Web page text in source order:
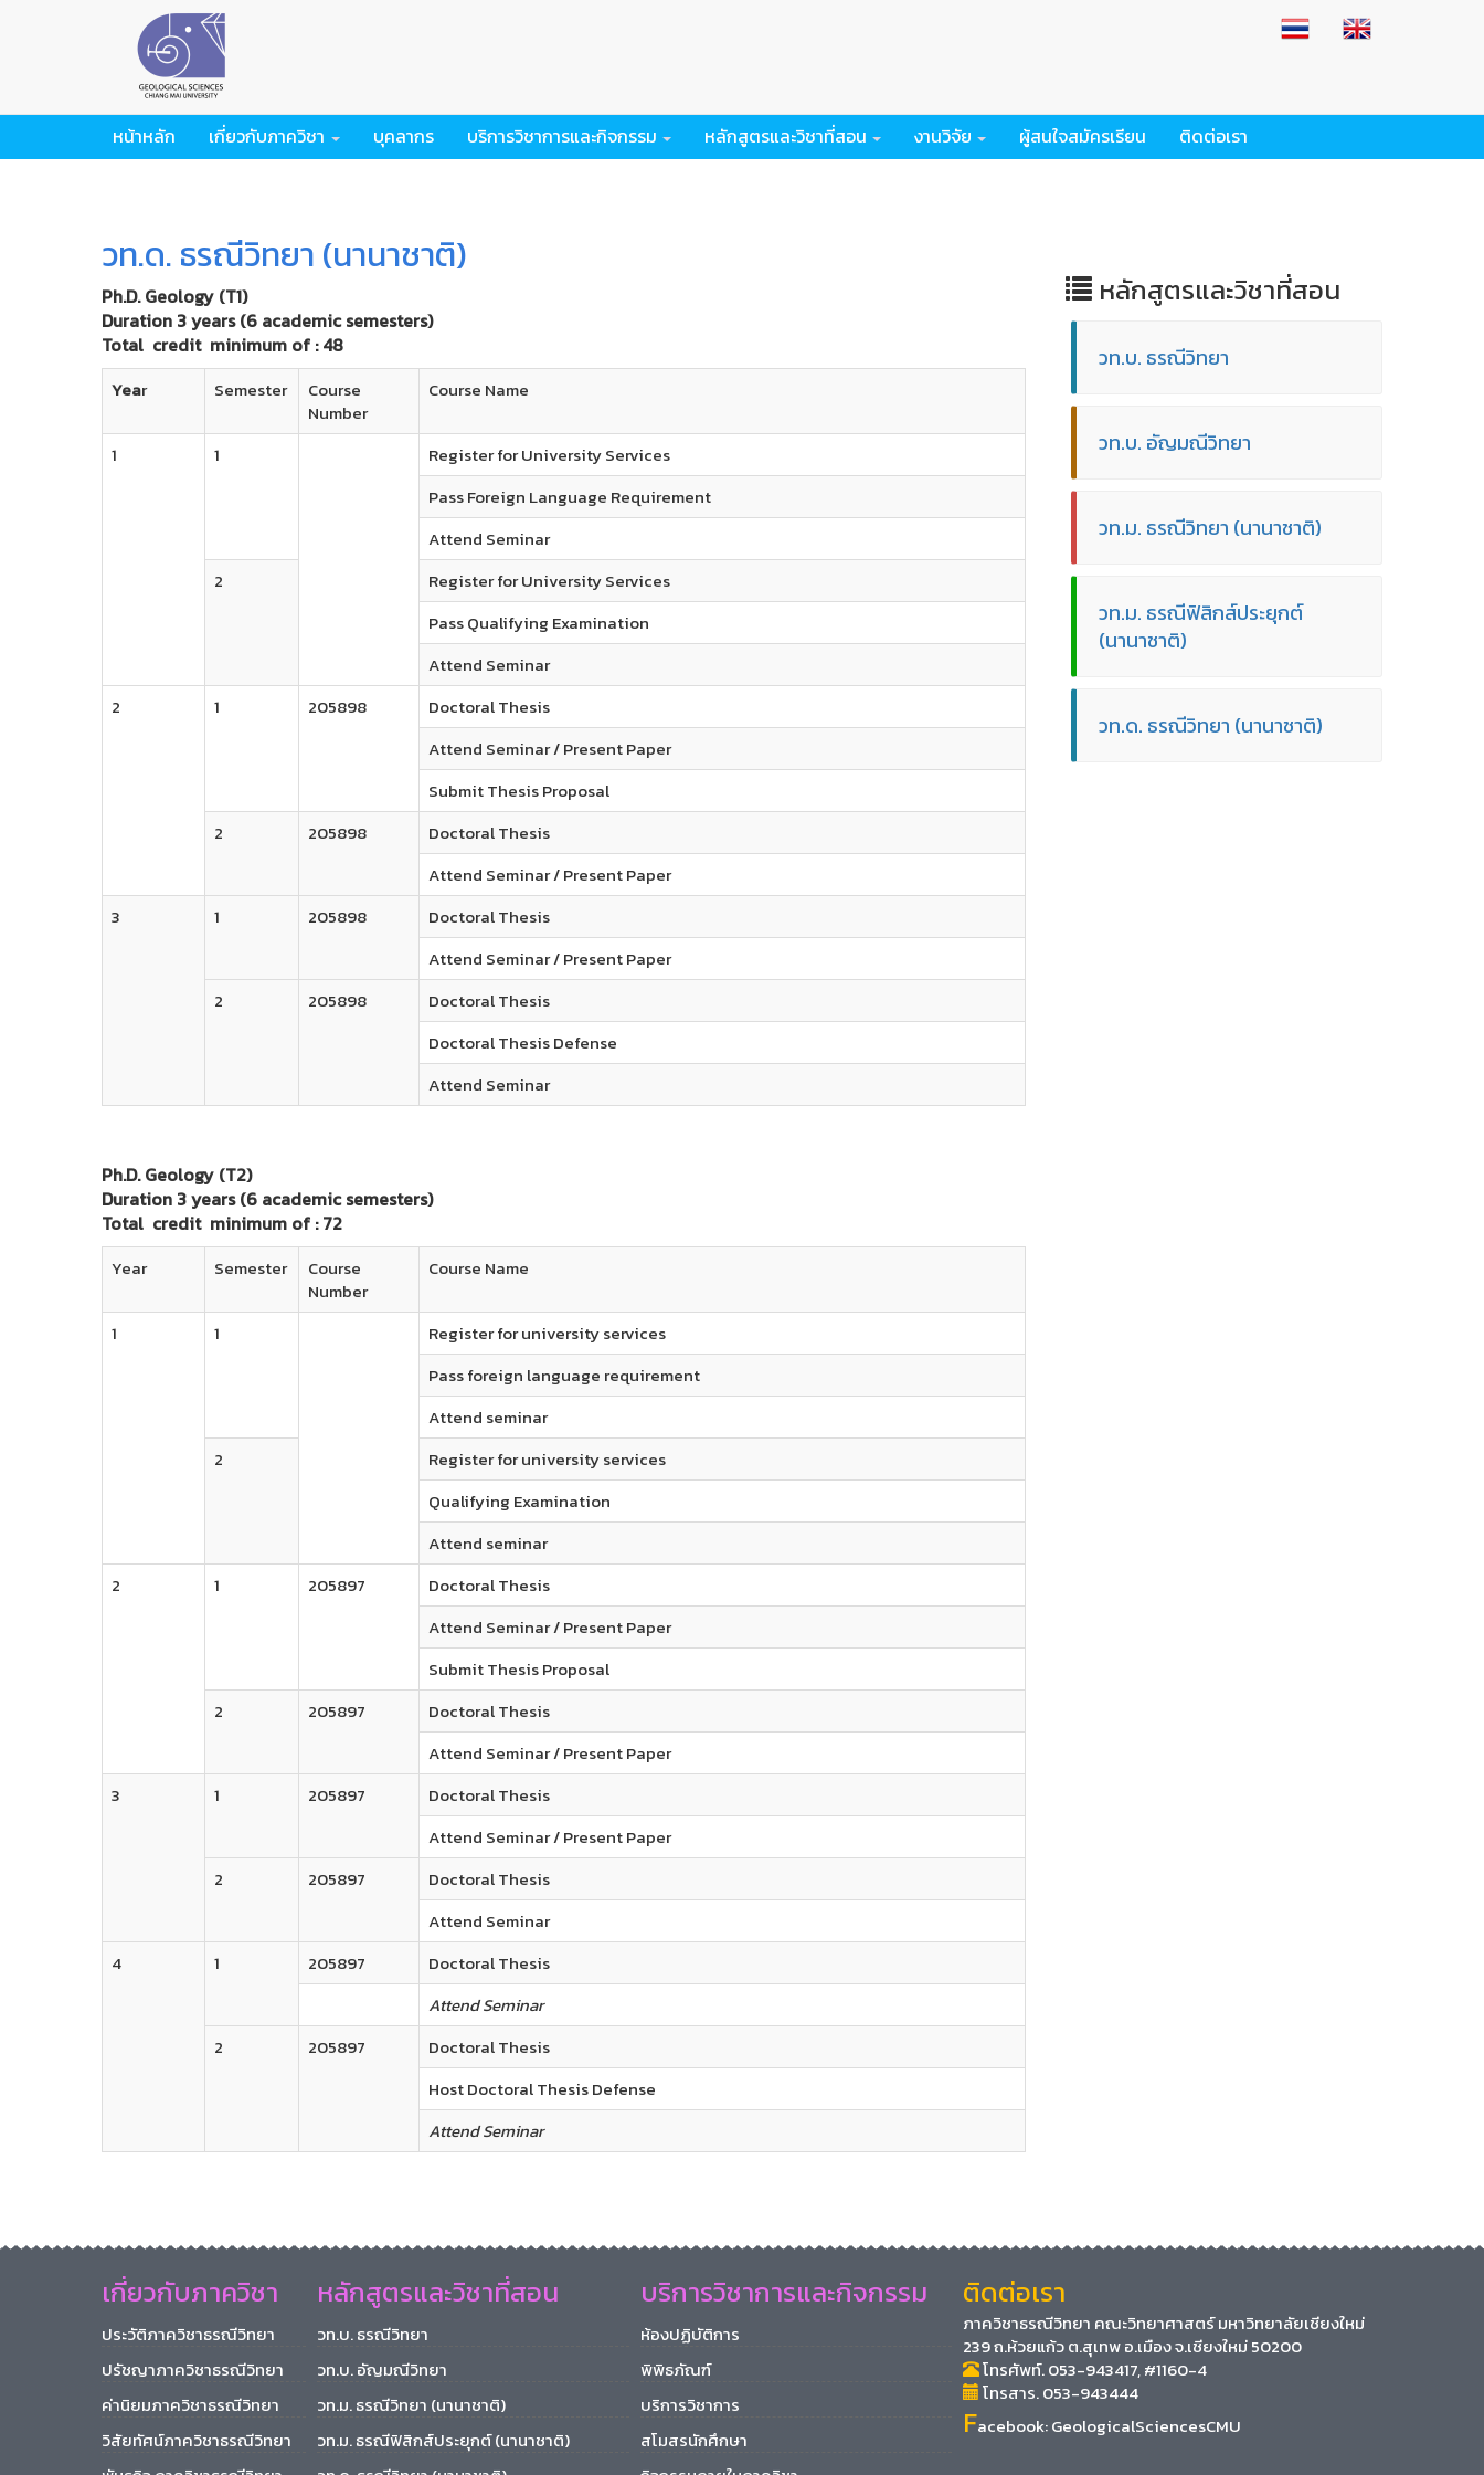
หน้าหลัก เกี่ยวกับภาควิชา บุคลากร บริการวิชาการและกิจกรรม หลักสูตรและวิชาที่สอน งานวิจัย ผู้สนใจสมัครเรียน ติดต่อเรา
วท.ด. ธรณีวิทยา (นานาชาติ)
Ph.D. Geology (T1)
Duration 3 years (6 academic semesters)
Total credit minimum of : 48
Year Semester
Course
Number
Course Name
1 1
Register for University Services​
Pass Foreign Language Requirement​
Attend Seminar
2
Register for University Services​
Pass Qualifying Examination
Attend Seminar​
2
1 205898​
Doctoral Thesis​
Attend Seminar / Present Paper​
Submit Thesis Proposal​
2
205898​
Doctoral Thesis​
Attend Seminar / Present Paper
3
1 205898
Doctoral Thesis​
Attend Seminar / Present Paper
2
205898
Doctoral Thesis​
Doctoral Thesis Defense ​
Attend Seminar​
Ph.D. Geology (T2)
Duration 3 years (6 academic semesters)
Total credit minimum of : 72
Year Semester
Course
Number
Course Name
1 1
Register for university services​
Pass foreign language requirement​
Attend seminar
2
Register for university services​
Qualifying Examination
Attend seminar​
2
1 205897
Doctoral Thesis​
Attend Seminar / Present Paper​
Submit Thesis Proposal​
2
205897
Doctoral Thesis​
Attend Seminar / Present Paper
3
1 205897
Doctoral Thesis​
Attend Seminar / Present Paper
2
205897
Doctoral Thesis​
Attend Seminar​
4
1 205897
Doctoral Thesis
Attend Seminar
2
205897
Doctoral Thesis​
Host Doctoral Thesis Defense ​
Attend Seminar
หลักสูตรและวิชาที่สอน
วท.บ. ธรณีวิทยา
วท.บ. อัญมณีวิทยา
วท.ม. ธรณีวิทยา (นานาชาติ)
วท.ม. ธรณีฟิสิกส์ประยุกต์
(นานาชาติ)
วท.ด. ธรณีวิทยา (นานาชาติ)
เกี่ยวกับภาควิชา
ประวัติภาควิชาธรณีวิทยา
ปรัชญาภาควิชาธรณีวิทยา
ค่านิยมภาควิชาธรณีวิทยา
วิสัยทัศน์ภาควิชาธรณีวิทยา
หลักสูตรและวิชาที่สอน
วท.บ. ธรณีวิทยา
วท.บ. อัญมณีวิทยา
วท.ม. ธรณีวิทยา (นานาชาติ)
วท.ม. ธรณีฟิสิกส์ประยุกต์ (นานาชาติ)
บริการวิชาการและกิจกรรม
ห้องปฏิบัติการ
พิพิธภัณฑ์
บริการวิชาการ
สโมสรนักศึกษา
ติดต่อเรา
ภาควิชาธรณีวิทยา คณะวิทยาศาสตร์ มหาวิทยาลัยเชียงใหม่
239 ถ.ห้วยแก้ว ต.สุเทพ อ.เมือง จ.เชียงใหม่ 50200
โทรศัพท์. 053-943417, #1160-4
โทรสาร. 053-943444
Facebook:GeologicalSciencesCMU